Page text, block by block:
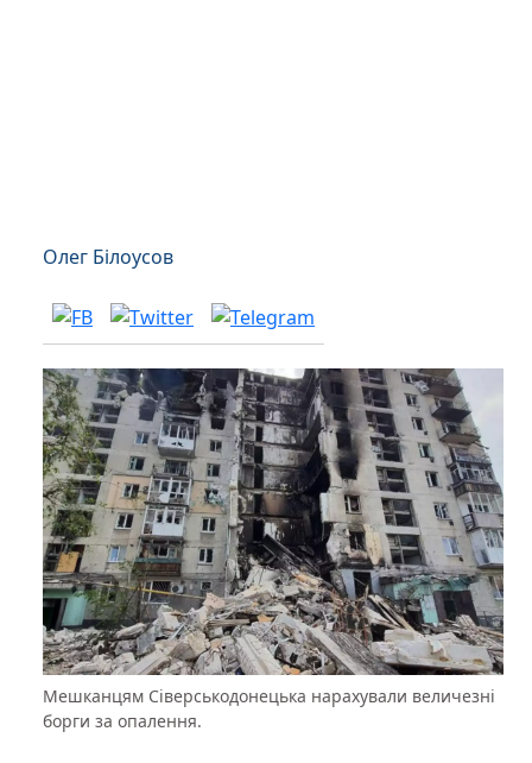
Олег Білоусов
Мешканцям Сіверськодонецька нарахували величезні
борги за опалення.